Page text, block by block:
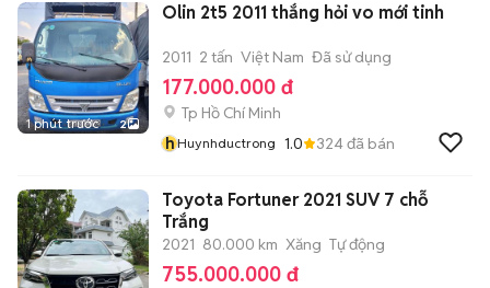
1 phút trước 2
Olin 2t5 2011 thắng hỏi vo mới tinh
2011 2 tấn Việt Nam Đã sử dụng
177.000.000 đ
Tp Hồ Chí Minh
hHuynhductrong 1.0 324đã bán
Toyota Fortuner 2021 SUV 7 chỗ
Trắng
2021 80.000 km Xăng Tự động
755.000.000 đ